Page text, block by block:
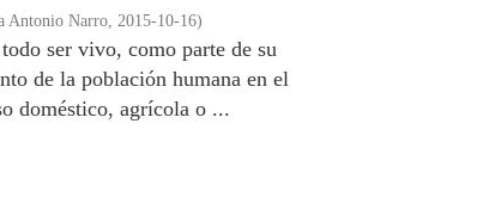
Antonio Narro, 2015-10-16)
ser vivo, como parte de su
de la población humana en el
doméstico, agrícola o ...